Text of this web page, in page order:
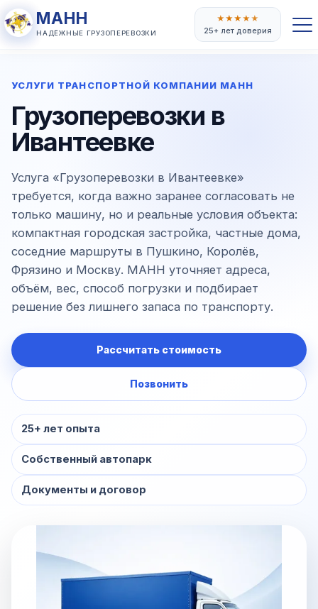
МАНН
НАДЁЖНЫЕ ГРУЗОПЕРЕВОЗКИ
★★★★★
25+ лет доверия
УСЛУГИ ТРАНСПОРТНОЙ КОМПАНИИ МАНН
Грузоперевозки в
Ивантеевке
Услуга «Грузоперевозки в Ивантеевке»
требуется, когда важно заранее согласовать не
только машину, но и реальные условия объекта:
компактная городская застройка, частные дома,
соседние маршруты в Пушкино, Королёв,
Фрязино и Москву. МАНН уточняет адреса,
объём, вес, способ погрузки и подбирает
решение без лишнего запаса по транспорту.
Рассчитать стоимость
Позвонить
25+ лет опыта
Собственный автопарк
Документы и договор